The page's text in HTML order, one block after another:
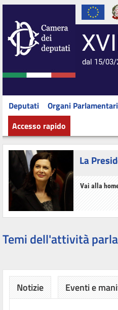
dal 15/03/
Deputati Organi Parlamentari
Accesso rapido
La
Vai alla
Temi dell'attività
Notizie Eventi e